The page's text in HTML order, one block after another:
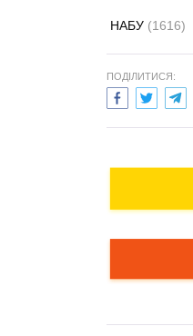
НАБУ (1616)
ПОДІЛИТИСЯ: